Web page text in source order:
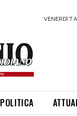
VENERDÌ 7
POLITICA